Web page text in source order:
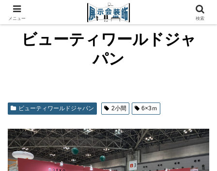
ビューティワールドジャ
パン
ビューティワールドジャパン 2小間 6×3ｍ
メニュー 検索